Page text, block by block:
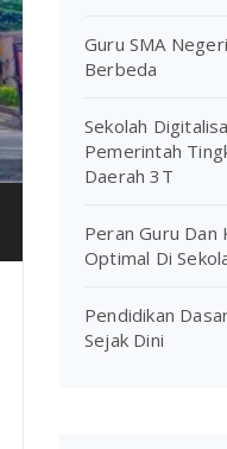
Guru SMA
Berbeda
Sekolah
Pemerintah
Daerah 3T
Peran Guru Dan
Optimal Di
Pendidikan
Sejak Dini